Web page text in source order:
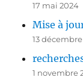
17 mai 2024
Mise à
13
1 novembre